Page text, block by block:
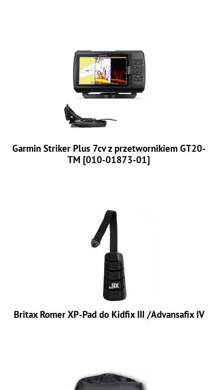
Garmin Striker Plus 7cv z przetwornikiem GT20-
TM [010-01873-01]
Britax Romer XP-Pad do Kidfix III /Advansafix IV